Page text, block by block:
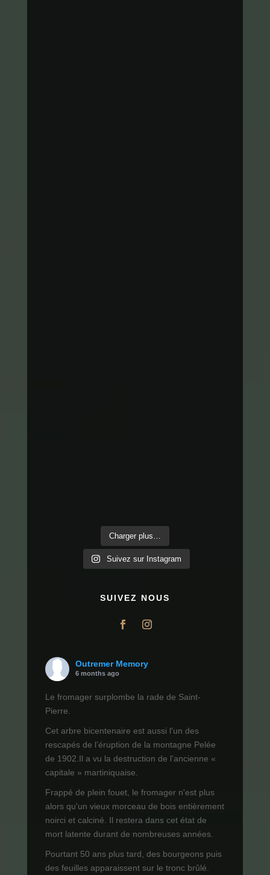
Charger plus…
Suivez sur Instagram
SUIVEZ NOUS
Outremer Memory
6 months ago
Le fromager surplombe la rade de Saint-
Pierre.
Cet arbre bicentenaire est aussi l'un des
rescapés de l’éruption de la montagne Pelée
de 1902.Il a vu la destruction de l’ancienne «
capitale » martiniquaise.
Frappé de plein fouet, le fromager n'est plus
alors qu'un vieux morceau de bois entièrement
noirci et calciné. Il restera dans cet état de
mort latente durant de nombreuses années.
Pourtant 50 ans plus tard, des bourgeons puis
des feuilles apparaissent sur le tronc brûlé.